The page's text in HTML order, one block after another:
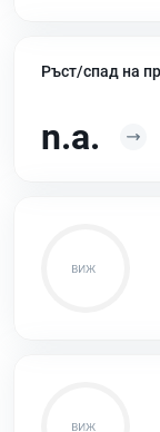
Ръст/спад на
n.a.